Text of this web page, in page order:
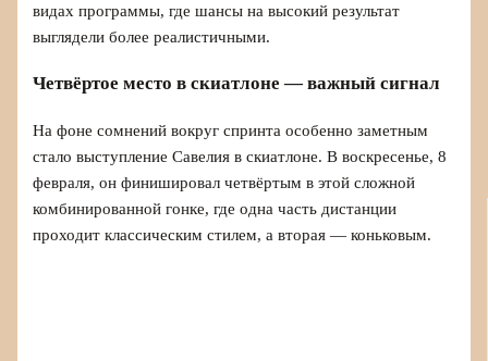
видах программы, где шансы на высокий результат
выглядели более реалистичными.
Четвёртое место в скиатлоне — важный сигнал
На фоне сомнений вокруг спринта особенно заметным
стало выступление Савелия в скиатлоне. В воскресенье, 8
февраля, он финишировал четвёртым в этой сложной
комбинированной гонке, где одна часть дистанции
проходит классическим стилем, а вторая — коньковым.